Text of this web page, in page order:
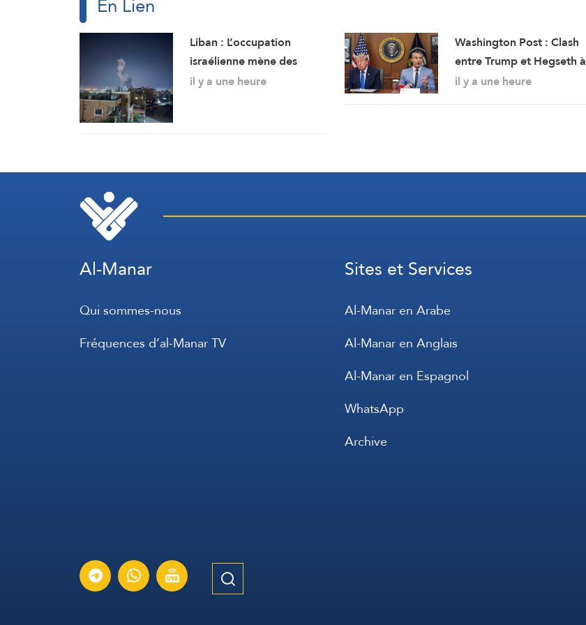
Liban : L’occupation
israélienne mène des
frappes sur Bourj el-
il y a une heure
Washington Post : Clash
entre Trump et Hegseth à
Camp David autour de la
il y a une heure
Al-Manar
Qui sommes-nous
Fréquences d’al-Manar TV
Sites et Services
Al-Manar en Arabe
Al-Manar en Anglais
Al-Manar en Espagnol
WhatsApp
Archive